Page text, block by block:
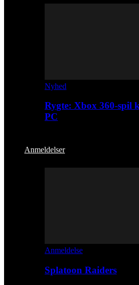
Nyhed
Rygte: Xbox 360-spil
PC
Anmeldelser
Anmeldelse
Splatoon Raiders